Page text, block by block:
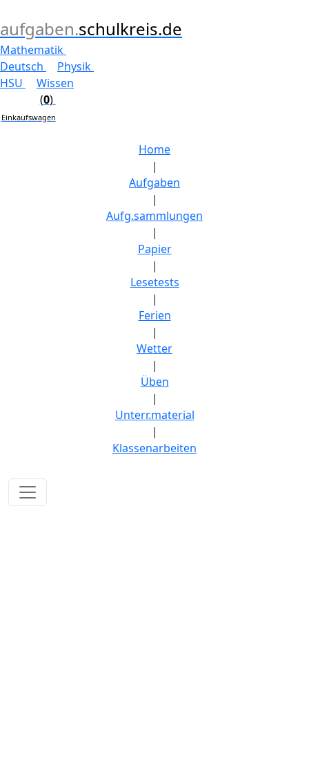
aufgaben.schulkreis.de
Mathematik
Deutsch
Physik
HSU
Wissen
(0)
Einkaufswagen
Home
|
Aufgaben
|
Aufg.sammlungen
|
Papier
|
Lesetests
|
Ferien
|
Wetter
|
Üben
|
Unterr.material
|
Klassenarbeiten